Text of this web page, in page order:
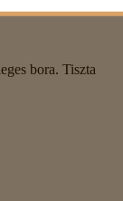
bora. Tiszta